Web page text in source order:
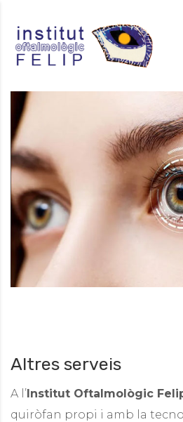
Altres serveis
A l’Institut Oftalmològic
quiròfan propi i amb la